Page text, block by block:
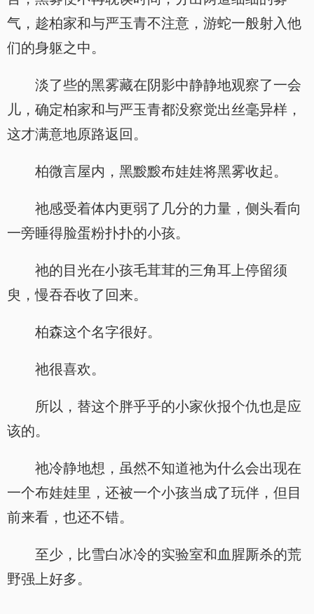
气，趁柏家和与严玉青不注意，游蛇一般射入他
们的身躯之中。
淡了些的黑雾藏在阴影中静静地观察了一会
儿，确定柏家和与严玉青都没察觉出丝毫异样，
这才满意地原路返回。
柏微言屋内，黑黢黢布娃娃将黑雾收起。
祂感受着体内更弱了几分的力量，侧头看向
一旁睡得脸蛋粉扑扑的小孩。
祂的目光在小孩毛茸茸的三角耳上停留须
臾，慢吞吞收了回来。
柏森这个名字很好。
祂很喜欢。
所以，替这个胖乎乎的小家伙报个仇也是应
该的。
祂冷静地想，虽然不知道祂为什么会出现在
一个布娃娃里，还被一个小孩当成了玩伴，但目
前来看，也还不错。
至少，比雪白冰冷的实验室和血腥厮杀的荒
野强上好多。